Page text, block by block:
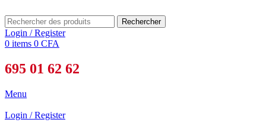
Rechercher
Login / Register
0 items 0 CFA
695 01 62 62
Menu
Login / Register